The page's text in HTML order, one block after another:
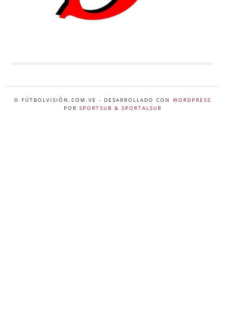
© FÚTBOLVISIÓN.COM.VE - DESARROLLADO CON WORDPRESS
POR SPORTSUB & SPORTALSUB